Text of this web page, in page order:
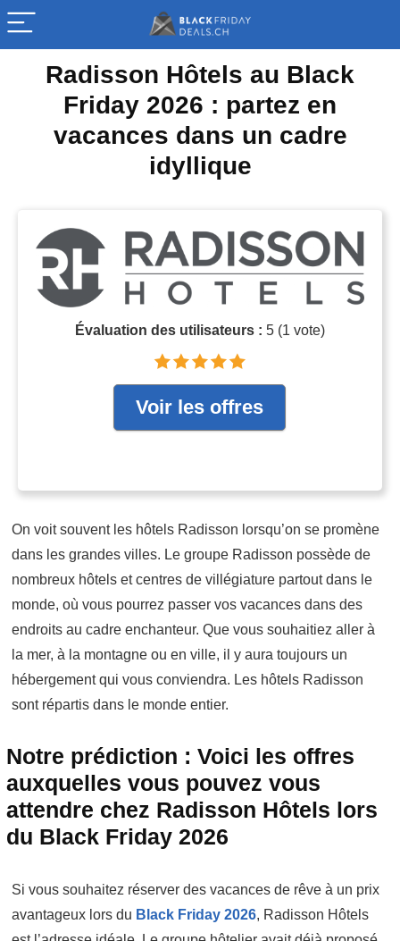
Radisson Hôtels au Black
Friday 2026 : partez en
vacances dans un cadre
idyllique
Évaluation des utilisateurs : 5 (1 vote)
Voir les offres
On voit souvent les hôtels Radisson lorsqu’on se promène
dans les grandes villes. Le groupe Radisson possède de
nombreux hôtels et centres de villégiature partout dans le
monde, où vous pourrez passer vos vacances dans des
endroits au cadre enchanteur. Que vous souhaitiez aller à
la mer, à la montagne ou en ville, il y aura toujours un
hébergement qui vous conviendra. Les hôtels Radisson
sont répartis dans le monde entier.
Notre prédiction : Voici les offres
auxquelles vous pouvez vous
attendre chez Radisson Hôtels lors
du Black Friday 2026
Si vous souhaitez réserver des vacances de rêve à un prix
avantageux lors du Black Friday 2026, Radisson Hôtels